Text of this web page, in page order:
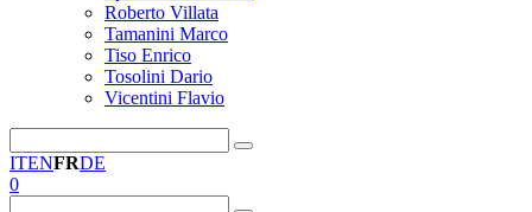
Roberto Villata
Tamanini Marco
Tiso Enrico
Tosolini Dario
Vicentini Flavio
ITENFRDE
0